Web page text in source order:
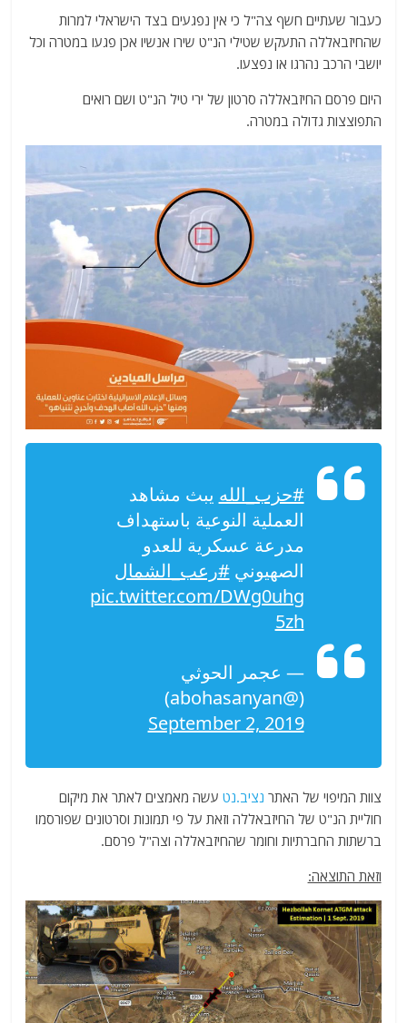
כעבור שעתיים חשף צה"ל כי אין נפגעים בצד הישראלי למרות
שהחיזבאללה התעקש שטילי הנ"ט שירו אנשיו אכן פגעו במטרה וכל
יושבי הרכב נהרגו או נפצעו.
היום פרסם החיזבאללה סרטון של ירי טיל הנ"ט ושם רואים
התפוצצות גדולה במטרה.
#حزب_الله يبث مشاهد
العملية النوعية باستهداف
مدرعة عسكرية للعدو
الصهيوني#رعب_الشمال
pic.twitter.com/DWg0uhg
5zh
— عجمر الحوثي
(@abohasanyan)
September 2, 2019
צוות המיפוי של האתר נציב.נט עשה מאמצים לאתר את מיקום
חוליית הנ"ט של החיזבאללה וזאת על פי תמונות וסרטונים שפורסמו
ברשתות החברתיות וחומר שהחיזבאללה וצה"ל פרסם.
וזאת התוצאה: